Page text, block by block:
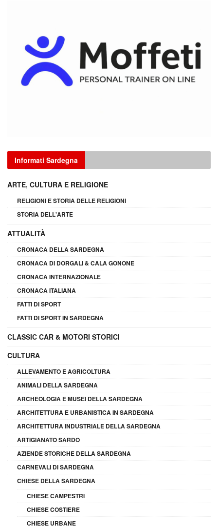
Informati Sardegna
ARTE, CULTURA E RELIGIONE
RELIGIONI E STORIA DELLE RELIGIONI
STORIA DELL'ARTE
ATTUALITÀ
CRONACA DELLA SARDEGNA
CRONACA DI DORGALI & CALA GONONE
CRONACA INTERNAZIONALE
CRONACA ITALIANA
FATTI DI SPORT
FATTI DI SPORT IN SARDEGNA
CLASSIC CAR & MOTORI STORICI
CULTURA
ALLEVAMENTO E AGRICOLTURA
ANIMALI DELLA SARDEGNA
ARCHEOLOGIA E MUSEI DELLA SARDEGNA
ARCHITETTURA E URBANISTICA IN SARDEGNA
ARCHITETTURA INDUSTRIALE DELLA SARDEGNA
ARTIGIANATO SARDO
AZIENDE STORICHE DELLA SARDEGNA
CARNEVALI DI SARDEGNA
CHIESE DELLA SARDEGNA
CHIESE CAMPESTRI
CHIESE COSTIERE
CHIESE URBANE